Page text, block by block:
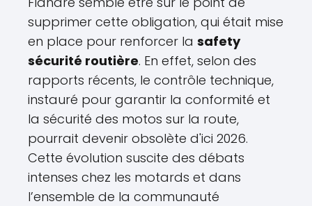
supprimer cette obligation, qui était mise
en place pour renforcer la safety
sécurité routière. En effet, selon des
rapports récents, le contrôle technique,
instauré pour garantir la conformité et
la sécurité des motos sur la route,
pourrait devenir obsolète d'ici 2026.
Cette évolution suscite des débats
intenses chez les motards et dans
l’ensemble de la communauté